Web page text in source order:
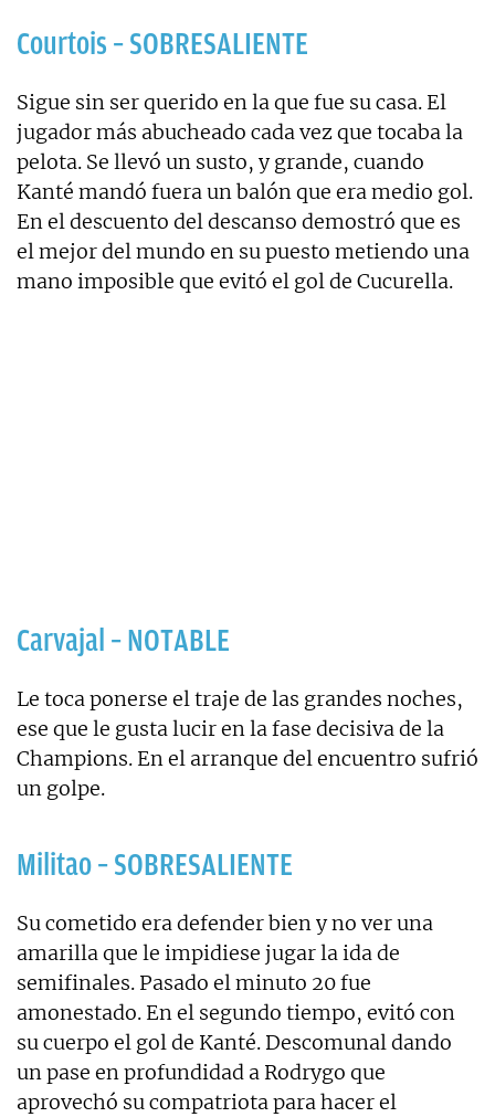
Courtois – SOBRESALIENTE
Sigue sin ser querido en la que fue su casa. El
jugador más abucheado cada vez que tocaba la
pelota. Se llevó un susto, y grande, cuando
Kanté mandó fuera un balón que era medio gol.
En el descuento del descanso demostró que es
el mejor del mundo en su puesto metiendo una
mano imposible que evitó el gol de Cucurella.
Carvajal – NOTABLE
Le toca ponerse el traje de las grandes noches,
ese que le gusta lucir en la fase decisiva de la
Champions. En el arranque del encuentro sufrió
un golpe.
Militao – SOBRESALIENTE
Su cometido era defender bien y no ver una
amarilla que le impidiese jugar la ida de
semifinales. Pasado el minuto 20 fue
amonestado. En el segundo tiempo, evitó con
su cuerpo el gol de Kanté. Descomunal dando
un pase en profundidad a Rodrygo que
aprovechó su compatriota para hacer el